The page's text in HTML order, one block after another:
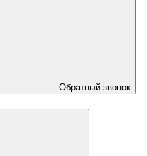
Обратный звонок